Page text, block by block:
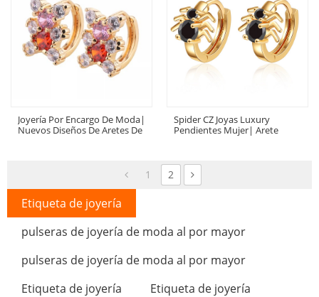
Joyería Por Encargo De Moda|
Nuevos Diseños De Aretes De
Spider CZ Joyas Luxury
Pendientes Mujer| Arete
Pendientes De Moda
1 2
Etiqueta de joyería
pulseras de joyería de moda al por mayor
pulseras de joyería de moda al por mayor
Etiqueta de joyería
Etiqueta de joyería